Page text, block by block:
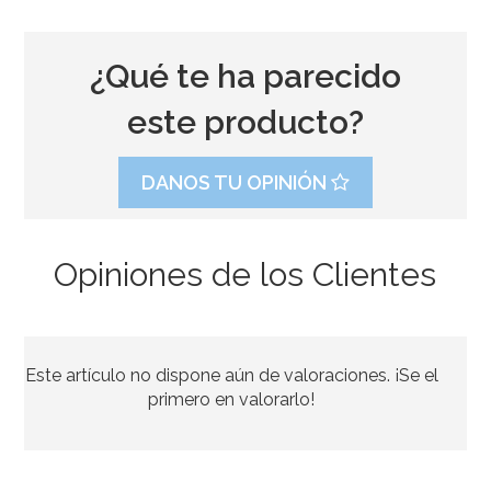
7,95€ 7,95€
¿Qué te ha parecido
este producto?
DANOS TU OPINIÓN
Opiniones de los Clientes
Este artículo no dispone aún de valoraciones. ¡Se el
primero en valorarlo!